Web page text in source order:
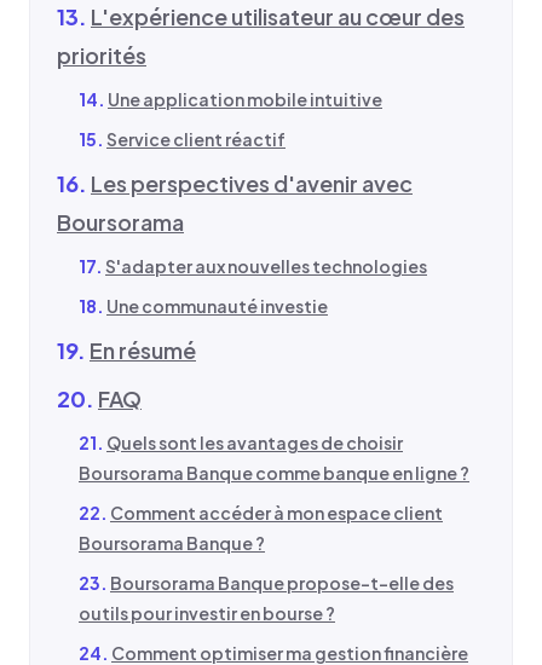
L'expérience utilisateur au cœur des
priorités
Une application mobile intuitive
Service client réactif
Les perspectives d'avenir avec
Boursorama
S'adapter aux nouvelles technologies
Une communauté investie
En résumé
FAQ
Quels sont les avantages de choisir
Boursorama Banque comme banque en ligne ?
Comment accéder à mon espace client
Boursorama Banque ?
Boursorama Banque propose-t-elle des
outils pour investir en bourse ?
Comment optimiser ma gestion financière